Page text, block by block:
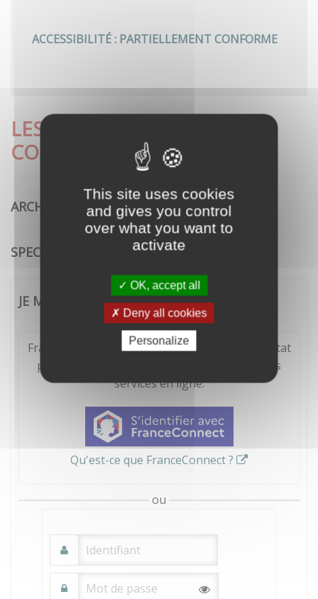
This site uses cookies
and gives you control
over what you want to
activate
OK, accept all
Deny all cookies
Personalize
ACCESSIBILITÉ : PARTIELLEMENT CONFORME
LES DÉMARCHES LES PLUS
CONSULTÉES
ARCHITECTURE
SPECTACLE VIVANT
JE ME CONNECTE
FranceConnect est la solution proposée par l'Etat
pour sécuriser et simplifier la connexion à vos
services en ligne.
Qu'est-ce que FranceConnect ?
ou